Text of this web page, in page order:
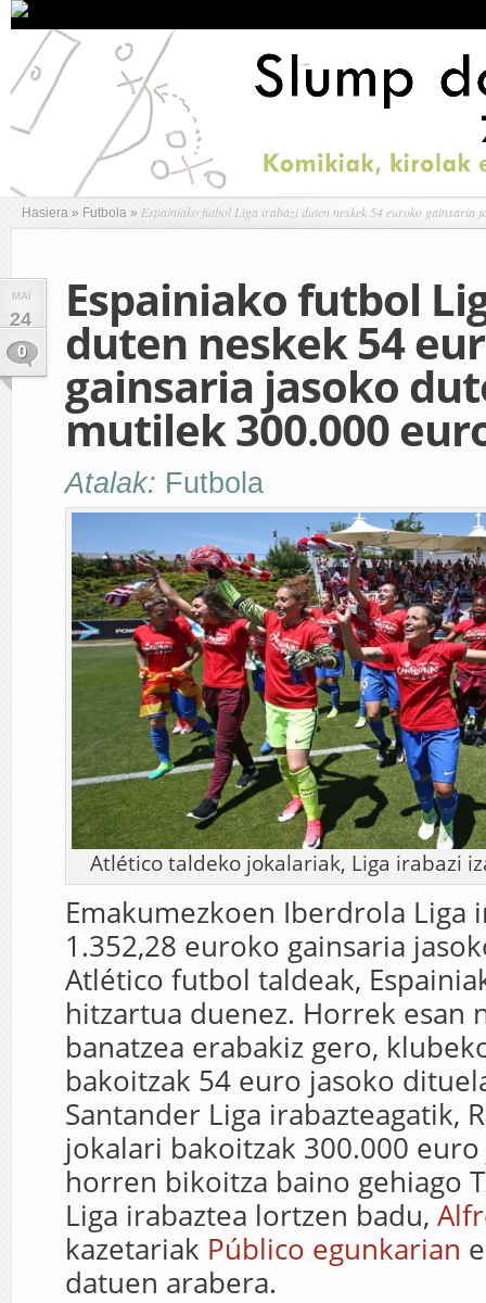
Hasiera » Futbola » Espainiako futbol Liga irabazi duten neskek 54 euroko gainsaria
MAI
24
0
Espainiako futbol
duten neskek 54
gainsaria jasoko
mutilek 300.000
Atalak: Futbola
Atlético taldeko jokalariak, Liga irabazi
Emakumezkoen Iberdrola Liga
1.352,28 euroko gainsaria
Atlético futbol taldeak,
hitzartua duenez. Horrek esan
banatzea erabakiz gero,
bakoitzak 54 euro jasoko
Santander Liga irabazteagatik,
jokalari bakoitzak 300.000
horren bikoitza baino gehiago
Liga irabaztea lortzen badu,
kazetariak Público egunkarian
datuen arabera.